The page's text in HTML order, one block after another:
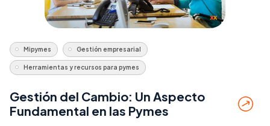
Mipymes Gestión empresarial
Herramientas y recursos para pymes
Gestión del Cambio: Un Aspecto
Fundamental en las Pymes